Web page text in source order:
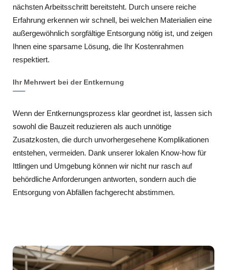
nächsten Arbeitsschritt bereitsteht. Durch unsere reiche
Erfahrung erkennen wir schnell, bei welchen Materialien eine
außergewöhnlich sorgfältige Entsorgung nötig ist, und zeigen
Ihnen eine sparsame Lösung, die Ihr Kostenrahmen
respektiert.
Ihr Mehrwert bei der Entkernung
Wenn der Entkernungsprozess klar geordnet ist, lassen sich
sowohl die Bauzeit reduzieren als auch unnötige
Zusatzkosten, die durch unvorhergesehene Komplikationen
entstehen, vermeiden. Dank unserer lokalen Know-how für
Ittlingen und Umgebung können wir nicht nur rasch auf
behördliche Anforderungen antworten, sondern auch die
Entsorgung von Abfällen fachgerecht abstimmen.